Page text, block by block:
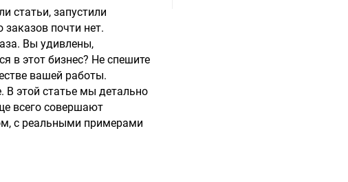
статьи, запустили
заказов почти нет.
Вы удивлены,
в этот бизнес? Не спешите
вашей работы.
В этой статье мы детально
всего совершают
с реальными примерами